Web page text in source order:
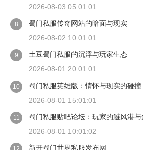
2026-08-03 05:01:01
8
蜀门私服传奇网站的暗面与现实
2026-08-02 10:01:01
9
土豆蜀门私服的沉浮与玩家生态
2026-08-01 20:01:01
10
蜀门私服英雄版：情怀与现实的碰撞
2026-08-01 15:01:01
11
蜀门私服贴吧论坛：玩家的避风港与
2026-08-01 10:01:02
新开蜀门世界私服发布网